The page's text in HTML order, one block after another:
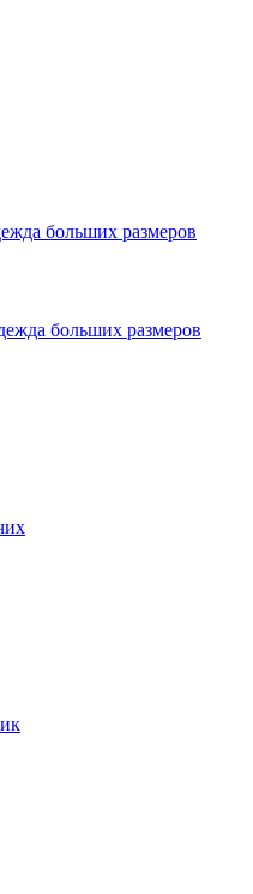
больших размеров
больших размеров